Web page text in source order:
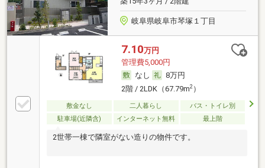
岐阜県岐阜市琴塚１丁目
7.10万円
管理費5,000円
なし
8万円
2階 / 2LDK（67.79m2）
敷金なし 二人暮らし
バス・トイレ別
駐車場(近隣含)
インターネット無料 最上階
2世帯一棟で隣室がない造りの物件です。